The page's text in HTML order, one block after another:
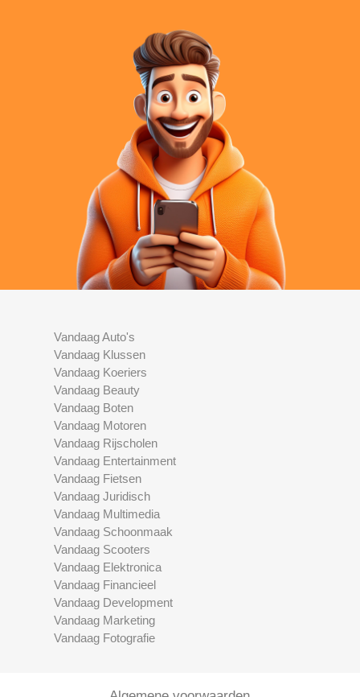
Vandaag Auto's
Vandaag Klussen
Vandaag Koeriers
Vandaag Beauty
Vandaag Boten
Vandaag Motoren
Vandaag Rijscholen
Vandaag Entertainment
Vandaag Fietsen
Vandaag Juridisch
Vandaag Multimedia
Vandaag Schoonmaak
Vandaag Scooters
Vandaag Elektronica
Vandaag Financieel
Vandaag Development
Vandaag Marketing
Vandaag Fotografie